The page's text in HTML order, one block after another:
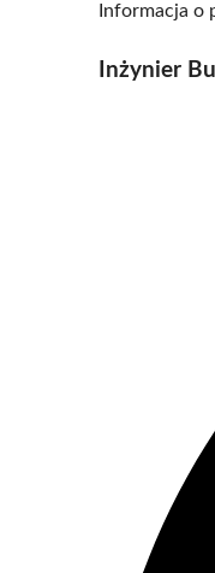
Informacja o
Inżynier